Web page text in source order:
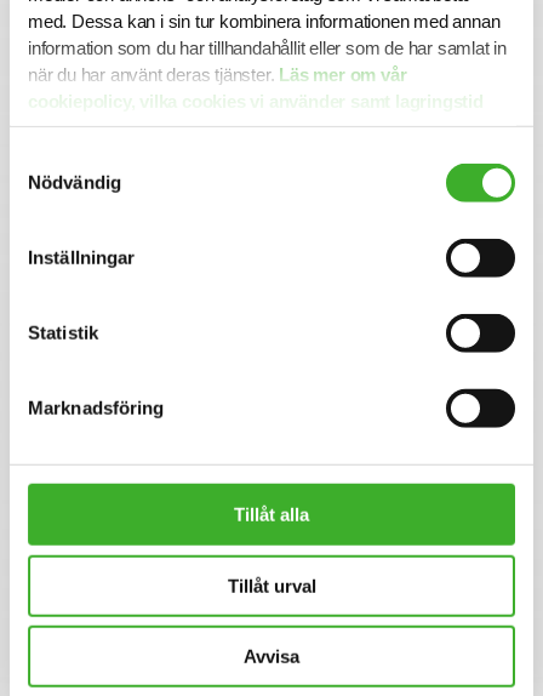
med. Dessa kan i sin tur kombinera informationen med annan
information som du har tillhandahållit eller som de har samlat in
när du har använt deras tjänster. Läs mer om vår
cookiepolicy, vilka cookies vi använder samt lagringstid
här.
Nödvändig
Inställningar
Statistik
Marknadsföring
Tillåt alla
Tillåt urval
Avvisa
Notera att vi tyvärr inte tar emot ansökningshandlingar
via e-post.
Se lediga jobb
Sebastian Ragnarsson
E-mail me
SJR är ett av Sveriges ledande och mest erfarna bolag
1993 har vi varit specialiserade inom såväl
personlighetsbedömning som de områden vi rekryterar
krav matcha rätt kompetens med rätt uppdragsgivare. Vi
erbjuder specialistkompetens inom ekonomi och finans,
HR och lön, inköp och logistik, IT, juridik och compliance,
hållbarhet, kommunikation samt chefspositioner.